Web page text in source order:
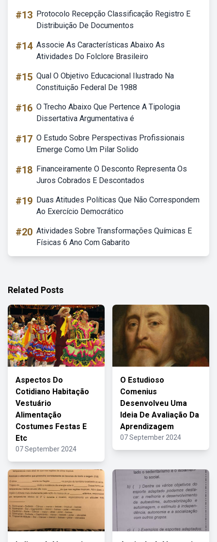
#13 Protocolo Recepção Classificação Registro E
Distribuição De Documentos
#14 Associe As Características Abaixo As
Atividades Do Folclore Brasileiro
#15 Qual O Objetivo Educacional Ilustrado Na
Constituição Federal De 1988
#16 O Trecho Abaixo Que Pertence A Tipologia
Dissertativa Argumentativa é
#17 O Estudo Sobre Perspectivas Profissionais
Emerge Como Um Pilar Solido
#18 Financeiramente O Desconto Representa Os
Juros Cobrados E Descontados
#19 Duas Atitudes Políticas Que Não Correspondem
Ao Exercício Democrático
#20 Atividades Sobre Transformações Químicas E
Físicas 6 Ano Com Gabarito
Related Posts
Aspectos Do
Cotidiano Habitação
Vestuário
Alimentação
Costumes Festas E
Etc
07 September 2024
O Estudioso
Comenius
Desenvolveu Uma
Ideia De Avaliação Da
Aprendizagem
07 September 2024